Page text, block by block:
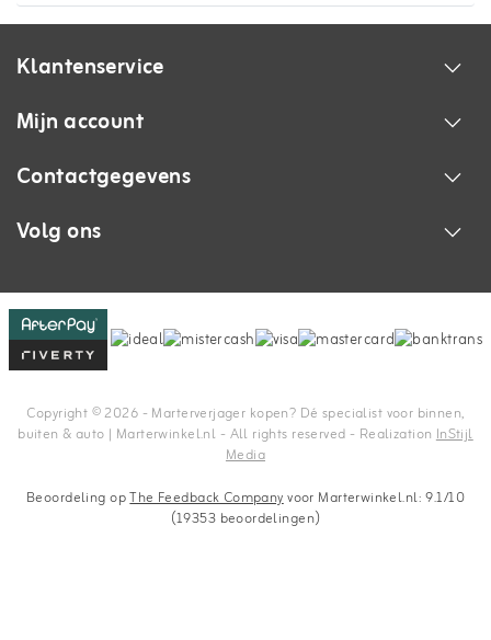
Klantenservice
Mijn account
Contactgegevens
Volg ons
Copyright © 2026 - Marterverjager kopen? Dé specialist voor binnen,
buiten & auto | Marterwinkel.nl - All rights reserved - Realization InStijl
Media
Beoordeling opThe Feedback Companyvoor Marterwinkel.nl: 9.1/10
(19353 beoordelingen)